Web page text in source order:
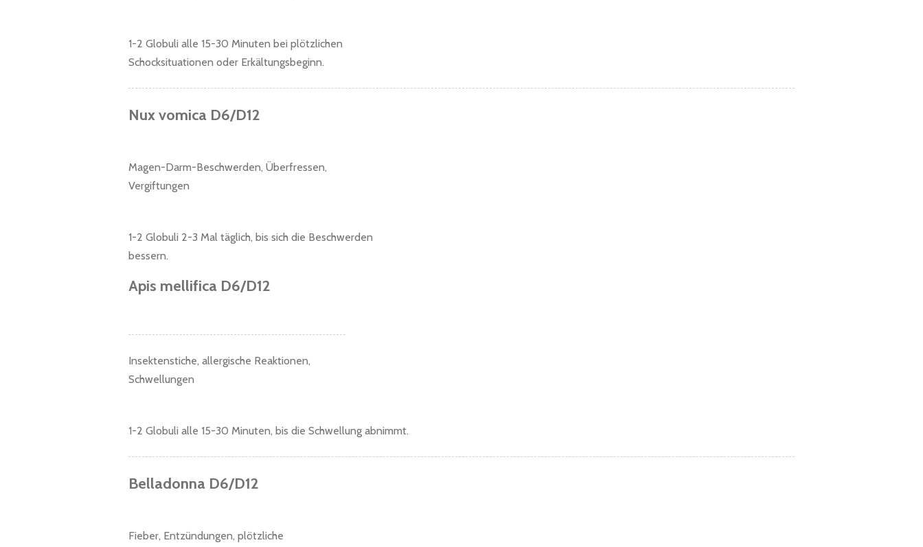
1-2 Globuli alle 15-30 Minuten bei plötzlichen
Schocksituationen oder Erkältungsbeginn.
Nux vomica D6/D12
Magen-Darm-Beschwerden, Überfressen,
Vergiftungen
1-2 Globuli 2-3 Mal täglich, bis sich die Beschwerden
bessern.
Apis mellifica D6/D12
Insektenstiche, allergische Reaktionen,
Schwellungen
1-2 Globuli alle 15-30 Minuten, bis die Schwellung abnimmt.
Belladonna D6/D12
Fieber, Entzündungen, plötzliche